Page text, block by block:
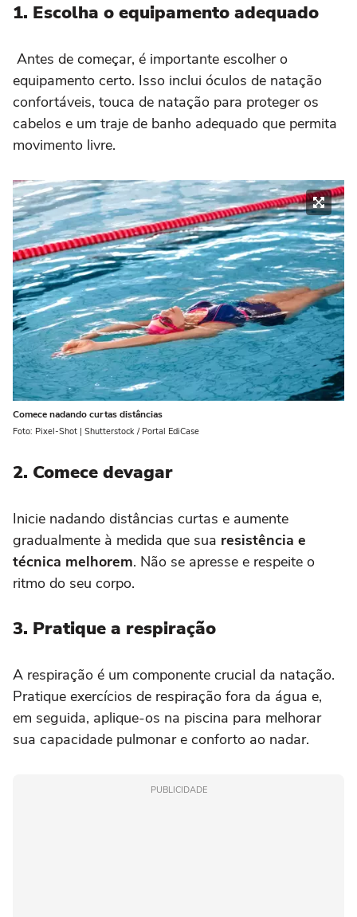
1. Escolha o equipamento adequado
Antes de começar, é importante escolher o
equipamento certo. Isso inclui óculos de natação
confortáveis, touca de natação para proteger os
cabelos e um traje de banho adequado que permita
movimento livre.
Comece nadando curtas distâncias
Foto: Pixel-Shot | Shutterstock / Portal EdiCase
2. Comece devagar
Inicie nadando distâncias curtas e aumente
gradualmente à medida que sua resistência e
técnica melhorem. Não se apresse e respeite o
ritmo do seu corpo.
3. Pratique a respiração
A respiração é um componente crucial da natação.
Pratique exercícios de respiração fora da água e,
em seguida, aplique-os na piscina para melhorar
sua capacidade pulmonar e conforto ao nadar.
PUBLICIDADE